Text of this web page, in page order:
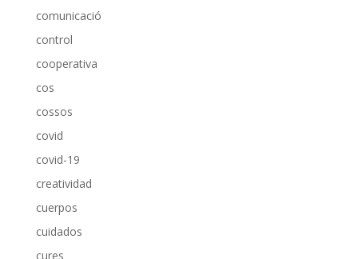
comunicació
control
cooperativa
cos
cossos
covid
covid-19
creatividad
cuerpos
cuidados
cures